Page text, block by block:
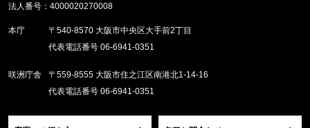
法人番号：4000020270008
本庁
〒540-8570 大阪市中央区大手前2丁目
代表電話番号 06-6941-0351
咲洲庁舎
〒559-8555 大阪市住之江区南港北1-14-16
代表電話番号 06-6941-0351